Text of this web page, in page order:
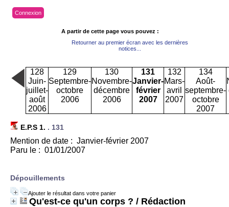
Connexion
A partir de cette page vous pouvez :
Retourner au premier écran avec les dernières
notices...
128
Juin-
juillet-
août
2006
129
Septembre-
octobre
2006
130
Novembre-
décembre
2006
131
Janvier-
février
2007
132
Mars-
avril
2007
134
Août-
septembre-
octobre
2007
E.P.S 1. . 131
Mention de date : Janvier-février 2007
Paru le : 01/01/2007
Dépouillements
Ajouter le résultat dans votre panier
Qu'est-ce qu'un corps ? / Rédaction